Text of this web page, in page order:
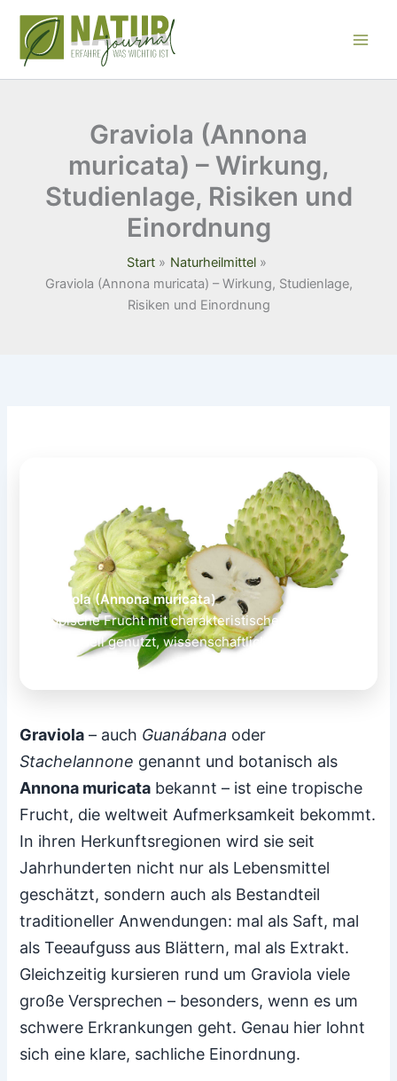
Inhalt
springen
Graviola (Annona
muricata) – Wirkung,
Studienlage, Risiken und
Einordnung
Start
Naturheilmittel
Graviola (Annona muricata) – Wirkung, Studienlage,
Risiken und Einordnung
Graviola (Annona muricata)
Tropische Frucht mit charakteristischen Blättern –
traditionell genutzt, wissenschaftlich differenziert
Graviola – auch Guanábana oder
Stachelannone genannt und botanisch als
Annona muricata bekannt – ist eine tropische
Frucht, die weltweit Aufmerksamkeit bekommt.
In ihren Herkunftsregionen wird sie seit
Jahrhunderten nicht nur als Lebensmittel
geschätzt, sondern auch als Bestandteil
traditioneller Anwendungen: mal als Saft, mal
als Teeaufguss aus Blättern, mal als Extrakt.
Gleichzeitig kursieren rund um Graviola viele
große Versprechen – besonders, wenn es um
schwere Erkrankungen geht. Genau hier lohnt
sich eine klare, sachliche Einordnung.